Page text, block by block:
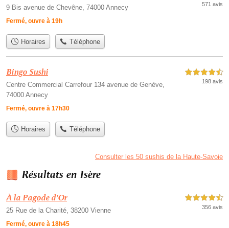
9 Bis avenue de Chevêne, 74000 Annecy
Fermé, ouvre à 19h
571 avis
Horaires Téléphone
Bingo Sushi
Centre Commercial Carrefour 134 avenue de Genève,
74000 Annecy
Fermé, ouvre à 17h30
4,5 étoiles sur 5
198 avis
Horaires Téléphone
Consulter les 50 sushis de la Haute-Savoie
Résultats en Isère
À la Pagode d'Or
25 Rue de la Charité, 38200 Vienne
Fermé, ouvre à 18h45
4,5 étoiles sur 5
356 avis